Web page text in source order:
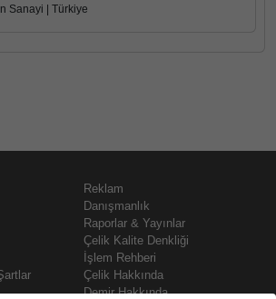
Sanayi | Türkiye
Reklam
Danışmanlık
Raporlar & Yayınlar
Çelik Kalite Denkliği
İşlem Rehberi
Çelik Hakkında
Demir Hakkında